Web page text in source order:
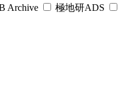
Archive 極地研ADS